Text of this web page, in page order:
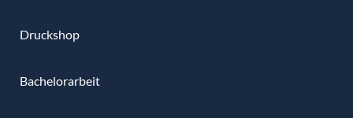
Druckshop
Bachelorarbeit